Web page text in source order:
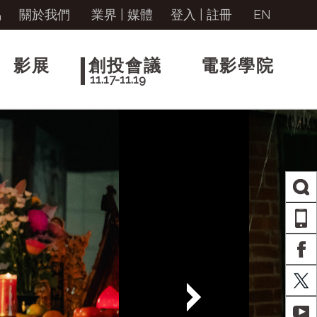
關於我們 業界 | 媒體 登入 註冊 EN
影展 創投會議
11.17-11.19
電影學院
X